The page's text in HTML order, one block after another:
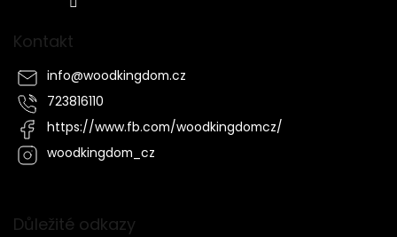
Kontakt
info@woodkingdom.cz
723816110
https://www.fb.com/woodkingdomcz/
woodkingdom_cz
Důležité odkazy